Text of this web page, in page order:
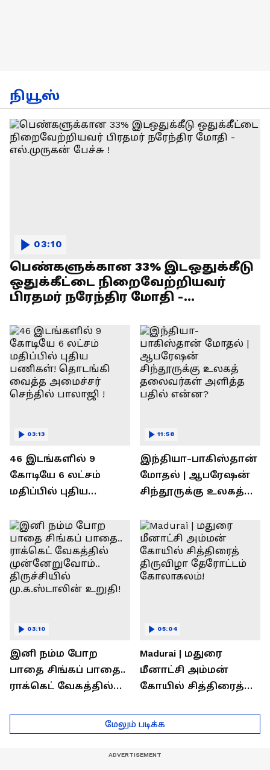
நியூஸ்
பெண்களுக்கான 33% இடஒதுக்கீடு
ஒதுக்கீட்டை நிறைவேற்றியவர்
பிரதமர் நரேந்திர மோதி -
03:10
46 இடங்களில் 9
கோடியே 6 லட்சம்
மதிப்பில் புதிய
வைத்த அமைச்சர்
செந்தில் பாலாஜி !
03:13
இந்தியா-பாகிஸ்தான்
மோதல் | ஆபரேஷன்
சிந்தூருக்கு உலகத்
பதில் என்ன?
11:58
இனி நம்ம போற
பாதை சிங்கப் பாதை..
ராக்கெட் வேகத்தில்
திருச்சியில்
மு.க.ஸ்டாலின் உறுதி!
03:10
Madurai | மதுரை
மீனாட்சி அம்மன்
கோயில் சித்திரைத்
கோலாகலம்!
05:04
மேலும் படிக்க